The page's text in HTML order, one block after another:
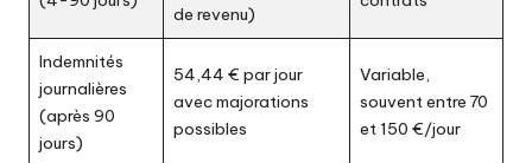
de revenu)
Indemnités
journalières
(après 90
jours)
54,44 € par jour
avec majorations
possibles
Variable,
souvent entre 70
et 150 €/jour